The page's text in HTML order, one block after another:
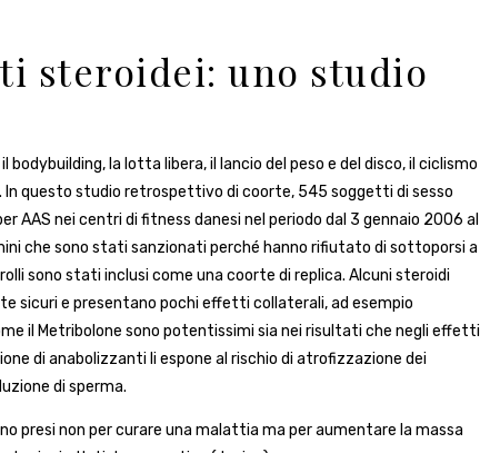
steroidei: uno studio
bodybuilding, la lotta libera, il lancio del peso e del disco, il ciclismo
In questo studio retrospettivo di coorte, 545 soggetti di sesso
AAS nei centri di fitness danesi nel periodo dal 3 gennaio 2006 al
che sono stati sanzionati perché hanno rifiutato di sottoporsi a
sono stati inclusi come una coorte di replica. Alcuni steroidi
sicuri e presentano pochi effetti collaterali, ad esempio
il Metribolone sono potentissimi sia nei risultati che negli effetti
di anabolizzanti li espone al rischio di atrofizzazione dei
di sperma.
presi non per curare una malattia ma per aumentare la massa